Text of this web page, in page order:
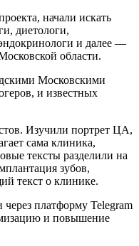
начали искать
диетологи,
и далее —
области.
Московскими
и известных
Изучили портрет ЦА,
сама клиника,
тексты разделили на
зубов,
текст о клинике.